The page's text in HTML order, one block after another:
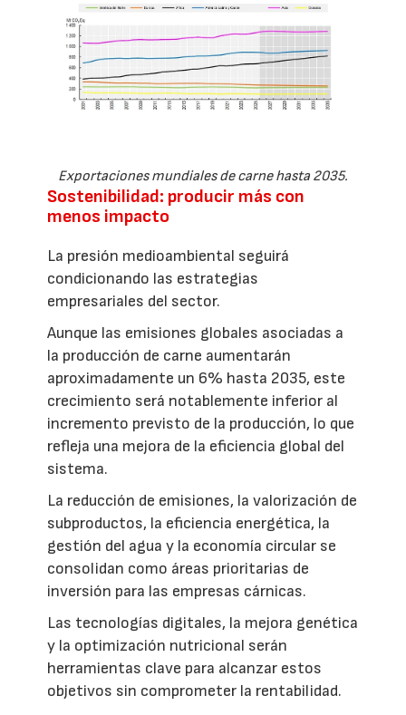
Exportaciones mundiales de carne hasta 2035.
Sostenibilidad: producir más con
menos impacto
La presión medioambiental seguirá
condicionando las estrategias
empresariales del sector.
Aunque las emisiones globales asociadas a
la producción de carne aumentarán
aproximadamente un 6% hasta 2035, este
crecimiento será notablemente inferior al
incremento previsto de la producción, lo que
refleja una mejora de la eficiencia global del
sistema.
La reducción de emisiones, la valorización de
subproductos, la eficiencia energética, la
gestión del agua y la economía circular se
consolidan como áreas prioritarias de
inversión para las empresas cárnicas.
Las tecnologías digitales, la mejora genética
y la optimización nutricional serán
herramientas clave para alcanzar estos
objetivos sin comprometer la rentabilidad.